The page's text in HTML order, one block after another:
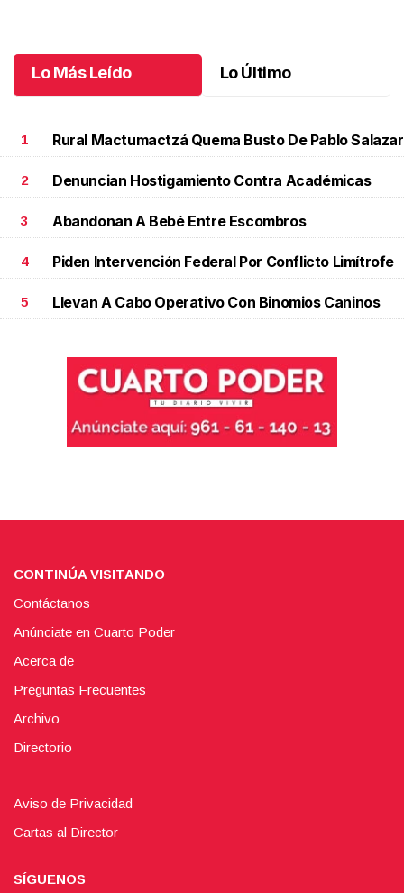
Lo Más Leído Lo Último
1 Rural Mactumactzá Quema Busto De Pablo Salazar
2 Denuncian Hostigamiento Contra Académicas
3 Abandonan A Bebé Entre Escombros
4 Piden Intervención Federal Por Conflicto Limítrofe
5 Llevan A Cabo Operativo Con Binomios Caninos
CONTINÚA VISITANDO
Contáctanos
Anúnciate en Cuarto Poder
Acerca de
Preguntas Frecuentes
Archivo
Directorio
Aviso de Privacidad
Cartas al Director
SÍGUENOS